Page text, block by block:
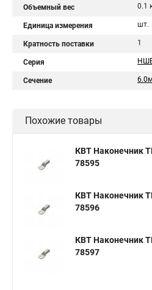
Объемный вес 0.1
Единица измерения шт.
Кратность поставки 1
Серия
Сечение
Похожие товары
КВТ Наконечник
78595
КВТ Наконечник
78596
КВТ Наконечник
78597